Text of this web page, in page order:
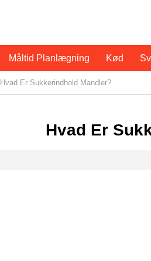
Måltid Planlægning Kød
Er Sukkerindhold Mandler?
Hvad Er